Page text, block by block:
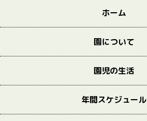
ホーム
園について
園児の生活
年間スケジュール